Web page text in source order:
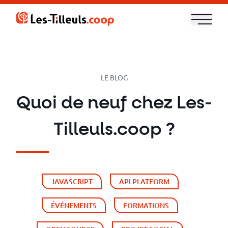
Aller
Formations
Cloud
et
DevOps
Technologies
LE BLOG
Quoi de neuf chez Les-
Tilleuls.coop ?
JAVASCRIPT API PLATFORM
ÉVÉNEMENTS FORMATIONS